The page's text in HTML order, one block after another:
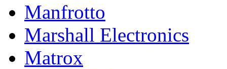
Manfrotto
Marshall Electronics
Matrox